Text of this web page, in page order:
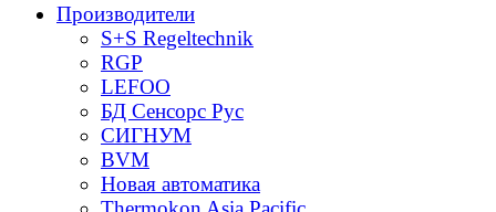
Производители
S+S Regeltechnik
RGP
LEFOO
БД Сенсорс Рус
СИГНУМ
BVM
Новая автоматика